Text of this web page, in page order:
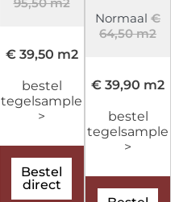
€ 39,50 m2
bestel
tegelsample
>
Bestel
direct
Normaal €
64,50 m2
€ 39,90 m2
bestel
tegelsample
>